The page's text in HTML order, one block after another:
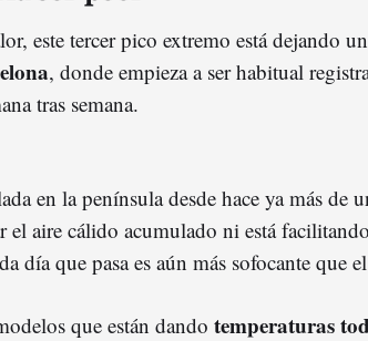
este tercer pico extremo está dejando un
, donde empieza a ser habitual
tras semana.
en la península desde hace ya más de
el aire cálido acumulado ni está
día que pasa es aún más sofocante que
que están dando temperaturas